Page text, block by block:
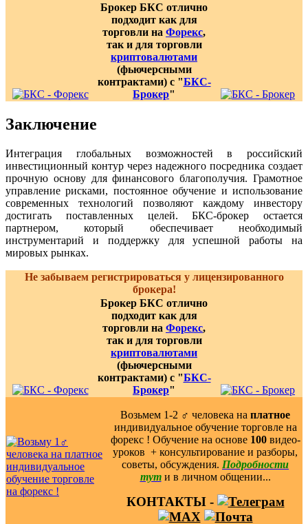
Брокер БКС отлично
подходит как для
торговли на Форекс,
так и для торговли
криптовалютами
(фьючерсными
контрактами) с "БКС-
Брокер"
Заключение
Интеграция глобальных возможностей в российский
инвестиционный контур через надежного посредника создает
прочную основу для финансового благополучия. Грамотное
управление рисками, постоянное обучение и использование
современных технологий позволяют каждому инвестору
достигать поставленных целей. БКС-брокер остается
партнером, который обеспечивает необходимый
инструментарий и поддержку для успешной работы на
мировых рынках.
Не забываем регистрироваться у лицензированного
брокера!
Брокер БКС отлично
подходит как для
торговли на Форекс,
так и для торговли
криптовалютами
(фьючерсными
контрактами) с "БКС-
Брокер"
Возьмем 1-2 ‍♂️ человека на платное
индивидуальное обучение торговле на
форекс ! Обучение на основе 100видео-
уроков ️ + консультирование и разборы,
советы, обсуждения. Подробности
тут и в личном общении...
КОНТАКТЫ -